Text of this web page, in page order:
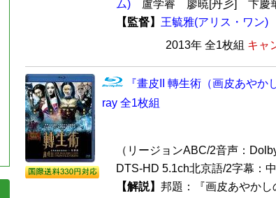
ム) 盧学睿 廖暁[丹彡] 卞
【監督】 王毓雅(アリス・ワン)
2013年 全1枚組 キャ
『畫皮II 轉生術（画皮あや
ray 全1枚組
（リージョンABC/2音声：
DTS-HD 5.1ch北京語/2字幕：
【解説】 邦題：『画皮あやか